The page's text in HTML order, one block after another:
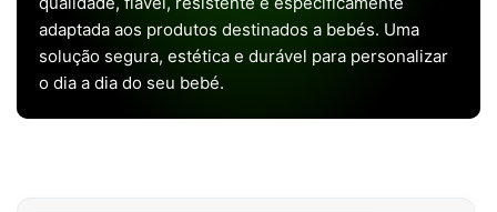
adaptada aos produtos destinados a bebés. Uma
solução segura, estética e durável para personalizar
o dia a dia do seu bebé.